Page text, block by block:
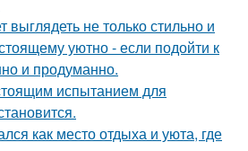
не только стильно и
уютно - если подойти к
и продуманно.
испытанием для
как место отдыха и уюта, где